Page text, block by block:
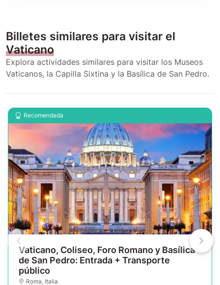
Billetes similares para visitar el
Vaticano
Explora actividades similares para visitar los Museos
Vaticanos, la Capilla Sixtina y la Basílica de San Pedro.
Recomendada
Vaticano, Coliseo, Foro Romano y Basílica
de San Pedro: Entrada + Transporte
público
Roma Italia